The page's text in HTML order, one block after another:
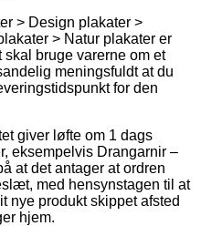
> Design plakater >
> Natur plakater er
bruge varerne om et
meningsfuldt at du
for den
giver løfte om 1 dags
eksempelvis Drangarnir –
at det antager at ordren
med hensynstagen til at
nye produkt skippet afsted
hjem.